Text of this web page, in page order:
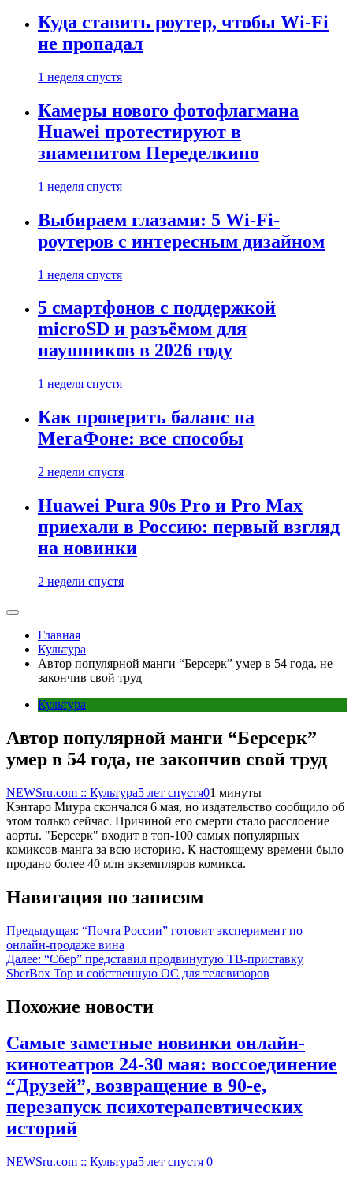
Куда ставить роутер, чтобы Wi-Fi
не пропадал
1 неделя спустя
Камеры нового фотофлагмана
Huawei протестируют в
знаменитом Переделкино
1 неделя спустя
Выбираем глазами: 5 Wi-Fi-
роутеров с интересным дизайном
1 неделя спустя
5 смартфонов с поддержкой
microSD и разъёмом для
наушников в 2026 году
1 неделя спустя
Как проверить баланс на
МегаФоне: все способы
2 недели спустя
Huawei Pura 90s Pro и Pro Max
приехали в Россию: первый взгляд
на новинки
2 недели спустя
Главная
Культура
Автор популярной манги “Берсерк” умер в 54 года, не
закончив свой труд
Культура
Автор популярной манги “Берсерк”
умер в 54 года, не закончив свой труд
NEWSru.com :: Культура5 лет спустя01 минуты
Кэнтаро Миура скончался 6 мая, но издательство сообщило об
этом только сейчас. Причиной его смерти стало расслоение
аорты. "Берсерк" входит в топ-100 самых популярных
комиксов-манга за всю историю. К настоящему времени было
продано более 40 млн экземпляров комикса.
Навигация по записям
Предыдущая: “Почта России” готовит эксперимент по
онлайн-продаже вина
Далее: “Сбер” представил продвинутую ТВ-приставку
SberBox Top и собственную ОС для телевизоров
Похожие новости
Самые заметные новинки онлайн-
кинотеатров 24-30 мая: воссоединение
“Друзей”, возвращение в 90-е,
перезапуск психотерапевтических
историй
NEWSru.com :: Культура5 лет спустя 0